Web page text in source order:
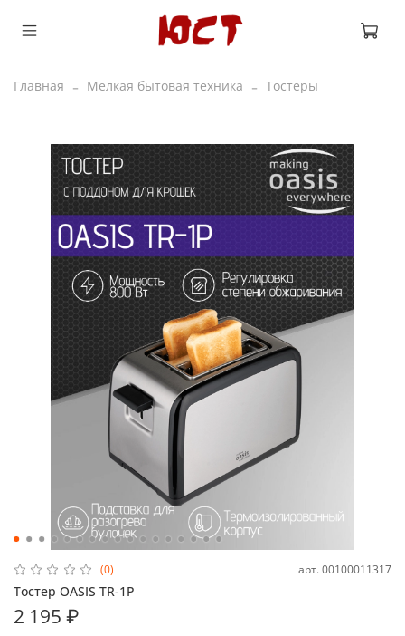
Главная Мелкая бытовая техника Тостеры
(0) арт. 00100011317
Тостер OASIS TR-1P
2 195 ₽